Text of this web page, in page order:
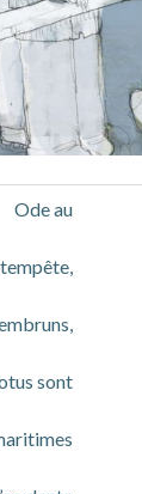
Ode au
sont